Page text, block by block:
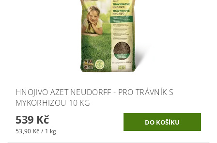
HNOJIVO AZET NEUDORFF - PRO TRÁVNÍK S
MYKORHIZOU 10 KG
539 Kč
53,90 Kč / 1 kg